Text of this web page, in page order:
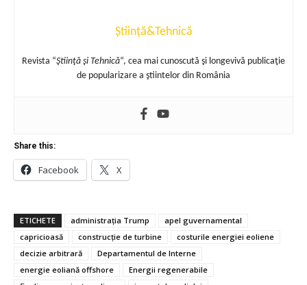
Știință&Tehnică
Revista “Ştiinţă şi Tehnică“, cea mai cunoscută şi longevivă publicaţie
de popularizare a ştiintelor din România
Share this:
Facebook X
ETICHETE administrația Trump
apel guvernamental
capricioasă
construcție de turbine
costurile energiei eoliene
decizie arbitrară
Departamentul de Interne
energie eoliană offshore
Energii regenerabile